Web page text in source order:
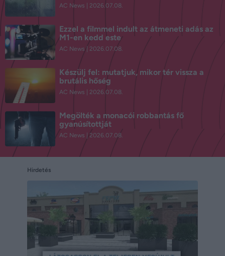
AC News 2026.07.08.
Ezzel a filmmel indult az átmeneti adás az
M1-en kedd este
AC News 2026.07.08.
Készülj fel: mutatjuk, mikor tér vissza a
brutális hőség
AC News 2026.07.08.
Megölték a monacói robbantás fő
gyanúsítottját
AC News 2026.07.08.
Hirdetés